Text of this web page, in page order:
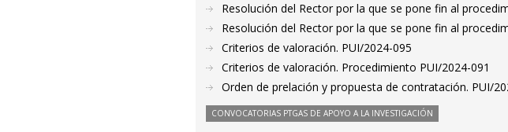
Resolución del Rector por la que se pone fin al
Resolución del Rector por la que se pone fin al
Criterios de valoración. PUI/2024-095
Criterios de valoración. Procedimiento PUI/2024-091
Orden de prelación y propuesta de contratación. PUI/
CONVOCATORIAS PTGAS DE APOYO A LA INVESTIGACIÓN